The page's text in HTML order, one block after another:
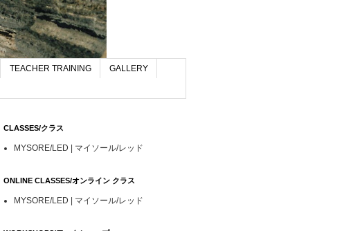
TEACHER TRAINING GALLERY
CLASSES/クラス
MYSORE/LED | マイソール/レッド
ONLINE CLASSES/オンライン クラス
MYSORE/LED | マイソール/レッド